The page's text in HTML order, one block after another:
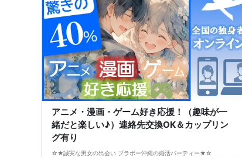
アニメ・漫画・ゲーム好き応援！（趣味が一
緒だと楽しい♪）連絡先交換OK＆カップリン
グ有り
☆★誠実な男女の出会い ブラボー沖縄の婚活パーティー★☆